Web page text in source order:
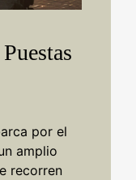
por el
amplio
recorren